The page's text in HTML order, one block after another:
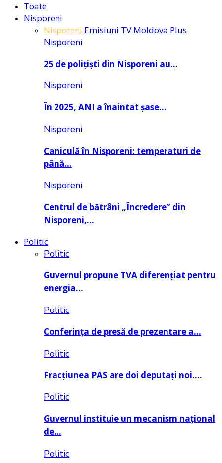
Toate
Nisporeni
Nisporeni Emisiuni TV Moldova Plus
Nisporeni
25 de polițiști din Nisporeni au…
Nisporeni
În 2025, ANI a înaintat șase…
Nisporeni
Caniculă în Nisporeni: temperaturi de
până…
Nisporeni
Centrul de bătrâni „Încredere” din
Nisporeni,…
Politic
Politic
Guvernul propune TVA diferențiat pentru
energia…
Politic
Conferința de presă de prezentare a…
Politic
Fracțiunea PAS are doi deputați noi….
Politic
Guvernul instituie un mecanism național
de…
Politic